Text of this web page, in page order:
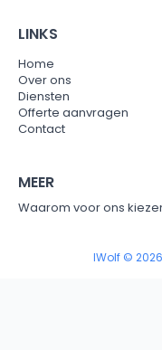
LINKS
Home
Over ons
Diensten
Offerte aanvragen
Contact
MEER
Waarom voor ons
IWolf ©